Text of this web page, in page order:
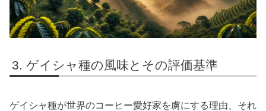
ゲイシャ種の風味とその評価基準
ゲイシャ種が世界のコーヒー愛好家を虜にする理由、それ